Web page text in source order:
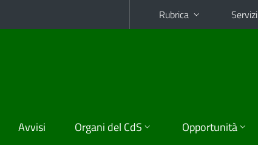
Rubrica Servizi
Avvisi Organi del CdS Opportunità